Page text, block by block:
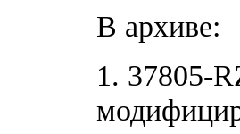
В архиве:
1. 37805-